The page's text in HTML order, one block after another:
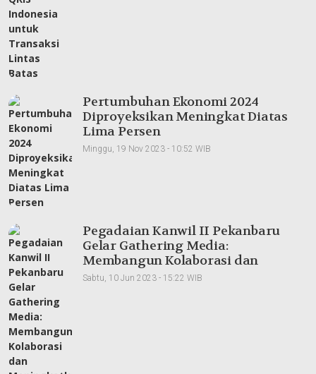
Pertumbuhan Ekonomi 2024
Diproyeksikan Meningkat Diatas
Lima Persen
Minggu, 19 Nov 2023 - 10:52 WIB
Pegadaian Kanwil II Pekanbaru
Gelar Gathering Media:
Membangun Kolaborasi dan
Meningkatkan Pemahaman Produk
Sabtu, 10 Jun 2023 - 15:22 WIB